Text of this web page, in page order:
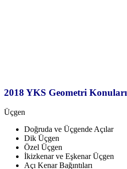
2018 YKS Geometri Konuları
Üçgen
Doğruda ve Üçgende Açılar
Dik Üçgen
Özel Üçgen
İkizkenar ve Eşkenar Üçgen
Açı Kenar Bağıntıları